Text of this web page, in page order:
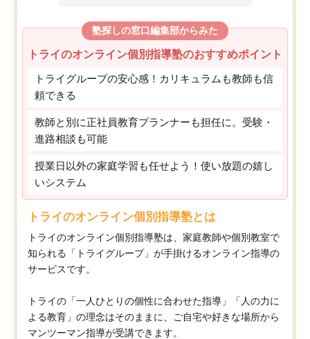
塾探しの窓口編集部からみた
トライのオンライン個別指導塾のおすすめポイント
トライグループの安心感！カリキュラムも教師も信
頼できる
教師と別に正社員教育プランナーも担任に。受験・
進路相談も可能
授業日以外の家庭学習も任せよう！使い放題の嬉し
いシステム
トライのオンライン個別指導塾とは
トライのオンライン個別指導塾は、家庭教師や個別教室で
知られる「トライグループ」が手掛けるオンライン指導の
サービスです。
トライの「一人ひとりの個性に合わせた指導」「人の力に
よる教育」の理念はそのままに、ご自宅や好きな場所から
マンツーマン指導が受講できます。